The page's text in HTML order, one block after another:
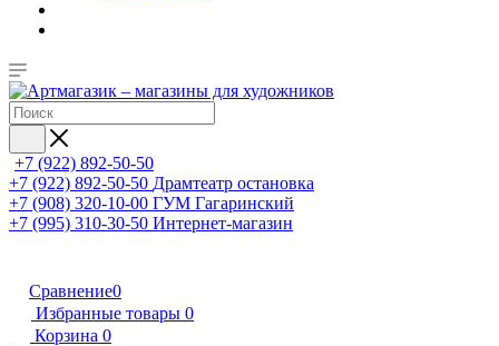
+7 (922) 892-50-50
+7 (922) 892-50-50 Драмтеатр остановка
+7 (908) 320-10-00 ГУМ Гагаринский
+7 (995) 310-30-50 Интернет-магазин
Сравнение0
Избранные товары 0
Корзина 0